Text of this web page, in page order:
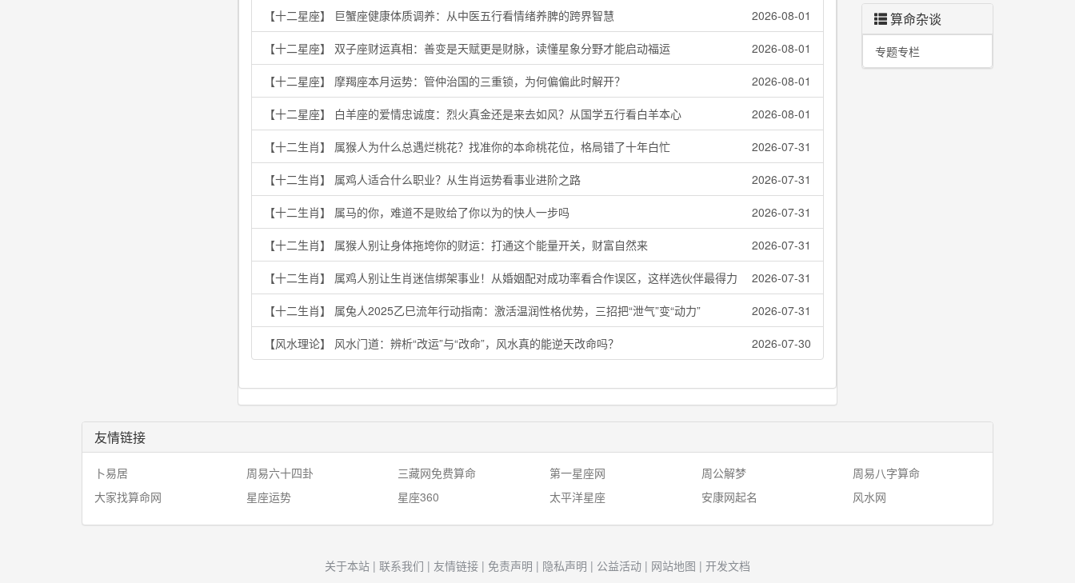
【十二星座】 巨蟹座健康体质调养：从中医五行看情绪养脾的跨界智慧 2026-08-01
【十二星座】 双子座财运真相：善变是天赋更是财脉，读懂星象分野才能启动福运 2026-08-01
【十二星座】 摩羯座本月运势：管仲治国的三重锁，为何偏偏此时解开？ 2026-08-01
【十二星座】 白羊座的爱情忠诚度：烈火真金还是来去如风？从国学五行看白羊本心 2026-08-01
【十二生肖】 属猴人为什么总遇烂桃花？找准你的本命桃花位，格局错了十年白忙 2026-07-31
【十二生肖】 属鸡人适合什么职业？从生肖运势看事业进阶之路 2026-07-31
【十二生肖】 属马的你，难道不是败给了你以为的快人一步吗 2026-07-31
【十二生肖】 属猴人别让身体拖垮你的财运：打通这个能量开关，财富自然来 2026-07-31
【十二生肖】 属鸡人别让生肖迷信绑架事业！从婚姻配对成功率看合作误区，这样选伙伴最得力 2026-07-31
【十二生肖】 属兔人2025乙巳流年行动指南：激活温润性格优势，三招把“泄气”变“动力” 2026-07-31
【风水理论】 风水门道：辨析“改运”与“改命”，风水真的能逆天改命吗？ 2026-07-30
算命杂谈
专题专栏
友情链接
卜易居 周易六十四卦 三藏网免费算命 第一星座网 周公解梦
周易八字算命
大家找算命网
星座运势 星座360 太平洋星座 安康网起名 风水网
关于本站 | 联系我们 | 友情链接 | 免责声明 | 隐私声明 | 公益活动 | 网站地图 | 开发文档